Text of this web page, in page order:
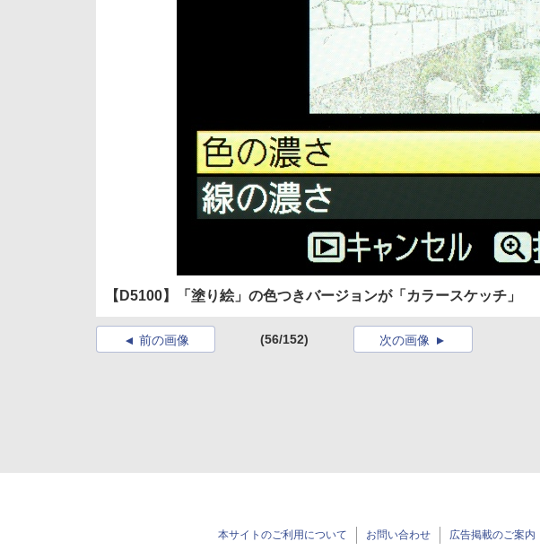
【D5100】「塗り絵」の色つきバージョンが「カラースケッチ」
前の画像 (56/152) 次の画像
本サイトのご利用について お問い合わせ 広告掲載のご案内